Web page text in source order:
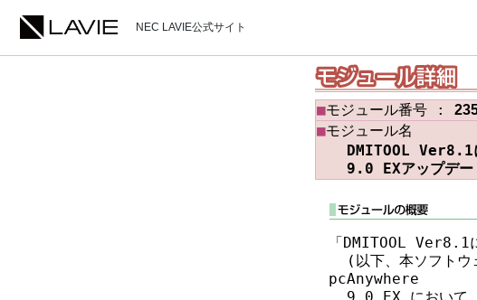
NEC LAVIE公式サイト